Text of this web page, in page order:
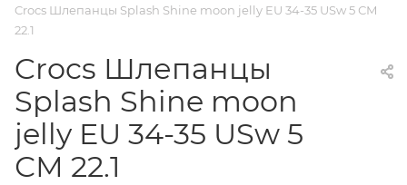
Crocs Шлепанцы Splash Shine moon jelly EU 34-35 USw 5 СМ
22.1
Crocs Шлепанцы
Splash Shine moon
jelly EU 34-35 USw 5
СМ 22.1